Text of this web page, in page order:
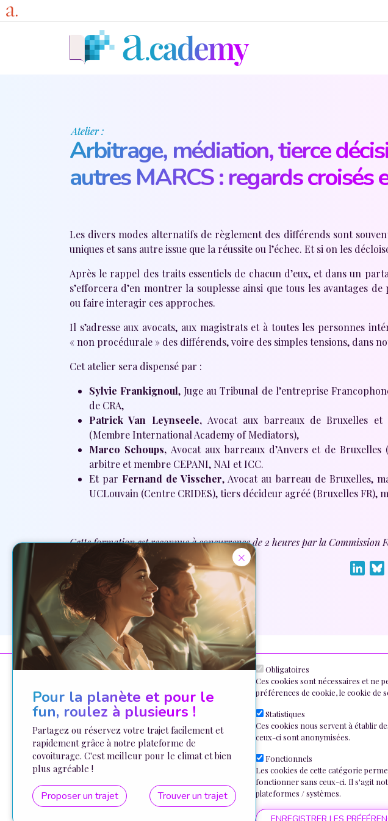
Aller au contenu principal
Atelier :
Arbitrage, médiation, tierce
autres MARCS : regards croisés
Les divers modes alternatifs de règlement des différends sont
uniques et sans autre issue que la réussite ou l’échec. Et si on les
Après le rappel des traits essentiels de chacun d’eux, et dans un
s’efforcera d’en montrer la souplesse ainsi que tous les avantages
ou faire interagir ces approches.
Il s’adresse aux avocats, aux magistrats et à toutes les personnes
« non procédurale » des différends, voire des simples tensions, dans
Cet atelier sera dispensé par :
Sylvie Frankignoul, Juge au Tribunal de l’entreprise
de CRA,
Patrick Van Leynseele, Avocat aux barreaux de Bruxelles
(Membre International Academy of Mediators),
Marco Schoups, Avocat aux barreaux d’Anvers et de Bruxelles
arbitre et membre CEPANI, NAI et ICC.
Et par Fernand de Visscher, Avocat au barreau de Bruxelles,
UCLouvain (Centre CRIDES), tiers décideur agréé (Bruxelles FR),
Cette formation est reconnue à concurrence de 2 heures par la Commission
×
Pour la planète et pour le
fun, roulez à plusieurs !
Partagez ou réservez votre trajet facilement et
rapidement grâce à notre plateforme de
covoiturage. C'est meilleur pour le climat et bien
plus agréable !
Proposer un trajet Trouver un trajet
Pied de page
Nos formations
Chèques formation
Dossiers thématiques
Conditions générales
Politique de confidentialité
Adresse de courriel
J'accepte la politique de
Nous utilisons des cookies 🍪
Vous pouvez paramétrer vos choix, ou
accepter tous les cookies.
Plus d'informations
Obligatoires
Ces cookies sont nécessaires et ne
préférences de cookie, le cookie de
Statistiques
Ces cookies nous servent à établir
ceux-ci sont anonymisées.
Fonctionnels
Les cookies de cette catégorie
fonctionner sans ceux-ci. Il s'agit
plateformes / systèmes.